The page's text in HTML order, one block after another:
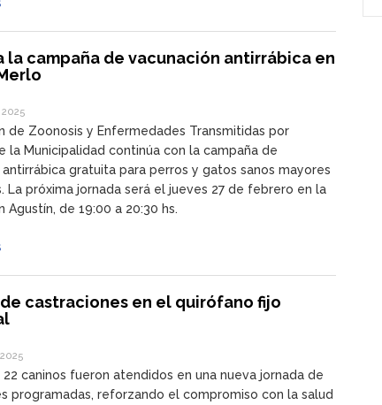
la campaña de vacunación antirrábica en
de Zoonosis y Enfermedades Transmitidas por
la Municipalidad continúa con la campaña de
antirrábica gratuita para perros y gatos sanos mayores
La próxima jornada será el jueves 27 de febrero en la
Agustín, de 19:00 a 20:30 hs.
castraciones en el quirófano fijo
caninos fueron atendidos en una nueva jornada de
programadas, reforzando el compromiso con la salud